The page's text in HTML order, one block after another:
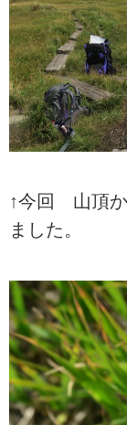
↑今回 山頂か
ました。